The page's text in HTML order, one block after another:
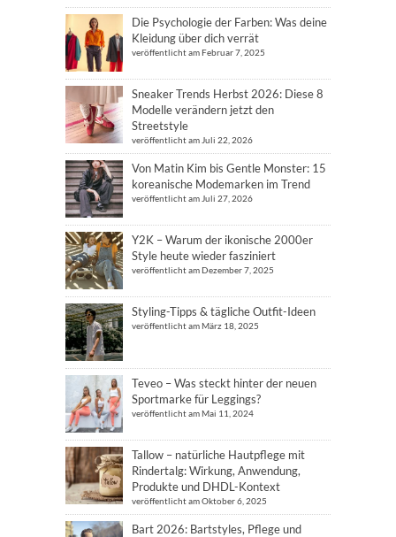
Die Psychologie der Farben: Was deine
Kleidung über dich verrät
veröffentlicht am Februar 7, 2025
Sneaker Trends Herbst 2026: Diese 8
Modelle verändern jetzt den
Streetstyle
veröffentlicht am Juli 22, 2026
Von Matin Kim bis Gentle Monster: 15
koreanische Modemarken im Trend
veröffentlicht am Juli 27, 2026
Y2K – Warum der ikonische 2000er
Style heute wieder fasziniert
veröffentlicht am Dezember 7, 2025
Styling-Tipps & tägliche Outfit-Ideen
veröffentlicht am März 18, 2025
Teveo – Was steckt hinter der neuen
Sportmarke für Leggings?
veröffentlicht am Mai 11, 2024
Tallow – natürliche Hautpflege mit
Rindertalg: Wirkung, Anwendung,
Produkte und DHDL-Kontext
veröffentlicht am Oktober 6, 2025
Bart 2026: Bartstyles, Pflege und